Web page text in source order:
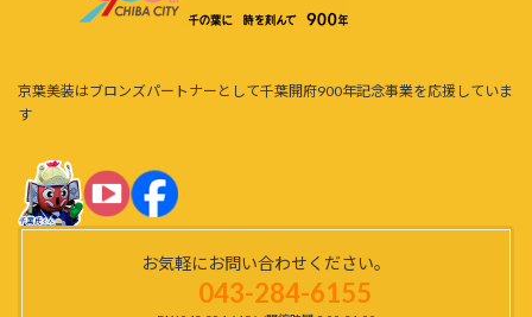
京葉美装はブロンズパートナーとして千葉開府900年記念事業を応援していま
す
お気軽にお問い合わせください。
043-284-6155